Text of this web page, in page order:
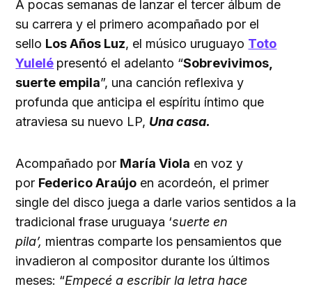
A pocas semanas de lanzar el tercer álbum de
su carrera y el primero acompañado por el
sello Los Años Luz, el músico uruguayo Toto
Yulelé presentó el adelanto “Sobrevivimos,
suerte empila”, una canción reflexiva y
profunda que anticipa el espíritu íntimo que
atraviesa su nuevo LP, Una casa.
Acompañado por María Viola en voz y
por Federico Araújo en acordeón, el primer
single del disco juega a darle varios sentidos a la
tradicional frase uruguaya ‘suerte en
pila’, mientras comparte los pensamientos que
invadieron al compositor durante los últimos
meses: “Empecé a escribir la letra hace